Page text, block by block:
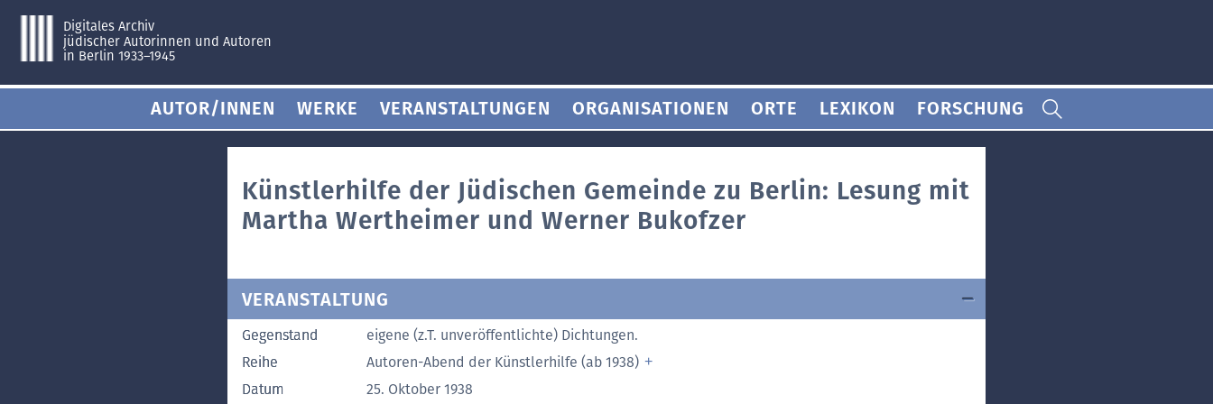
Digitales Archiv
jüdischer Autorinnen und Autoren
in Berlin 1933–1945
AUTOR/INNEN WERKE VERANSTALTUNGEN ORGANISATIONEN ORTE LEXIKON FORSCHUNG
Künstlerhilfe der Jüdischen Gemeinde zu Berlin: Lesung mit
Martha Wertheimer und Werner Bukofzer
VERANSTALTUNG
Gegenstand
eigene (z.T. unveröffentlichte) Dichtungen.
Reihe
Autoren-Abend der Künstlerhilfe (ab 1938)
Datum
25. Oktober 1938